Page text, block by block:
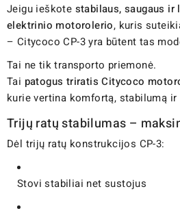
Jeigu ieškote stabilaus, saugaus ir
elektrinio motorolerio, kuris
– Citycoco CP-3 yra būtent tas
Tai ne tik transporto priemonė.
Tai patogus triratis Citycoco
kurie vertina komfortą, stabilumą ir
Trijų ratų stabilumas –
Dėl trijų ratų konstrukcijos CP-3:
Stovi stabiliai net sustojus